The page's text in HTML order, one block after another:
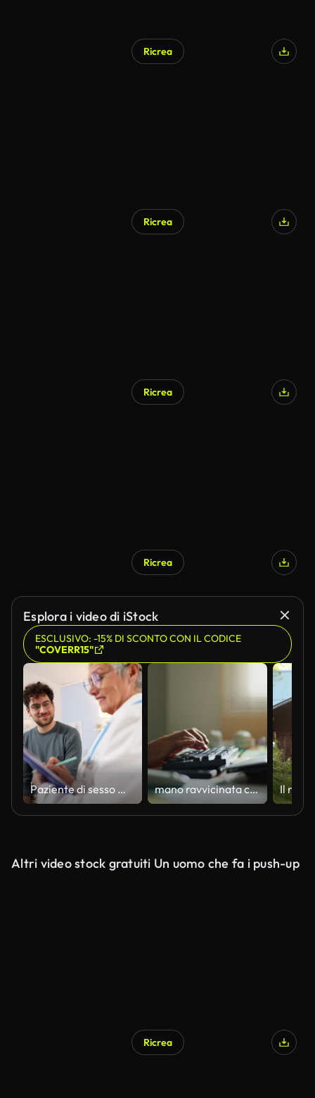
Ricrea
Ricrea
Ricrea
Ricrea
Esplora i video di iStock
ESCLUSIVO: -15% DI SCONTO CON IL CODICE
"COVERR15"
Paziente di sesso maschile che si sottopone a un controllo medico annuale con un medico caucasico anziano, all'ordinazione mano ravvicinata che utilizza il laptop per il piano di riunione alla scrivania in camera da letto.
Altri video stock gratuiti Un uomo che fa i push-up
Ricrea